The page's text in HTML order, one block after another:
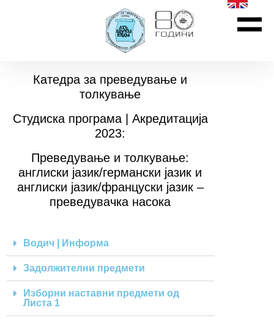
Катедра за преведување и
толкување
Студиска програма | Акредитација
2023:
Преведување и толкување:
англиски јазик/германски јазик и
англиски јазик/француски јазик –
преведувачка насока
Водич | Информа
Задолжителни предмети
Изборни наставни предмети од
Листа 1